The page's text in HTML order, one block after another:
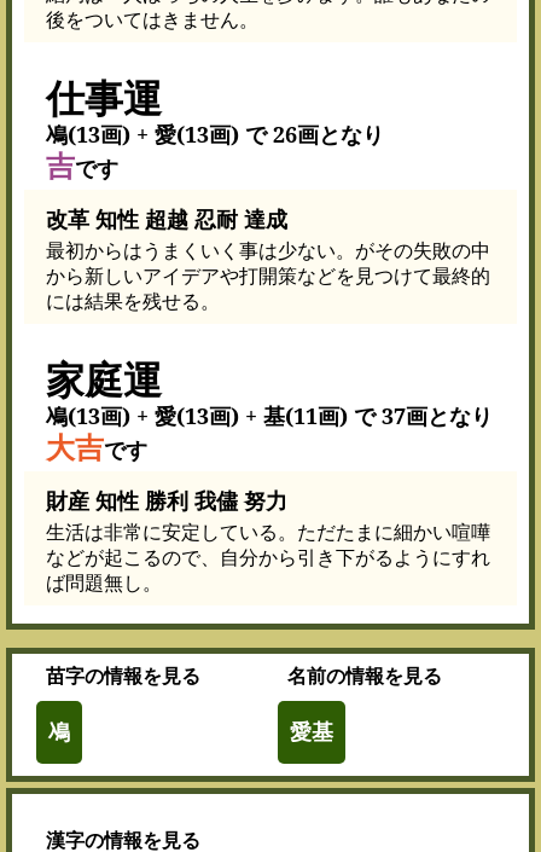
後をついてはきません。
仕事運
鳰(13画) + 愛(13画) で 26画となり
吉です
改革 知性 超越 忍耐 達成
最初からはうまくいく事は少ない。がその失敗の中
から新しいアイデアや打開策などを見つけて最終的
には結果を残せる。
家庭運
鳰(13画) + 愛(13画) + 基(11画) で 37画となり
大吉です
財産 知性 勝利 我儘 努力
生活は非常に安定している。ただたまに細かい喧嘩
などが起こるので、自分から引き下がるようにすれ
ば問題無し。
苗字の情報を見る
鳰
名前の情報を見る
愛基
漢字の情報を見る